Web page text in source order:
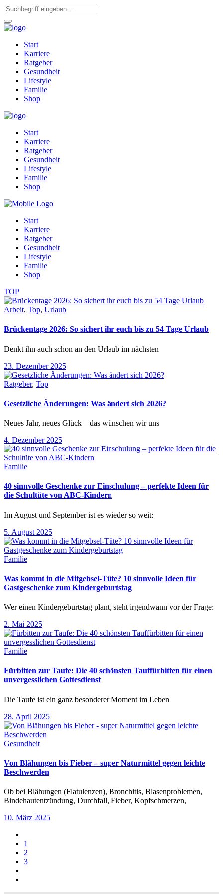
Start
Karriere
Ratgeber
Gesundheit
Lifestyle
Familie
Shop
Start
Karriere
Ratgeber
Gesundheit
Lifestyle
Familie
Shop
Start
Karriere
Ratgeber
Gesundheit
Lifestyle
Familie
Shop
TOP
Arbeit, Top, Urlaub
Brückentage 2026: So sichert ihr euch bis zu 54 Tage Urlaub
Denkt ihn auch schon an den Urlaub im nächsten
23. Dezember 2025
Ratgeber, Top
Gesetzliche Änderungen: Was ändert sich 2026?
Neues Jahr, neues Glück – das wünschen wir uns
4. Dezember 2025
Familie
40 sinnvolle Geschenke zur Einschulung – perfekte Ideen für
die Schultüte von ABC-Kindern
Im August und September ist es wieder so weit:
5. August 2025
Familie
Was kommt in die Mitgebsel-Tüte? 10 sinnvolle Ideen für
Gastgeschenke zum Kindergeburtstag
Wer einen Kindergeburtstag plant, steht irgendwann vor der Frage:
2. Mai 2025
Familie
Fürbitten zur Taufe: Die 40 schönsten Tauffürbitten für einen
unvergesslichen Gottesdienst
Die Taufe ist ein ganz besonderer Moment im Leben
28. April 2025
Gesundheit
Von Blähungen bis Fieber – super Naturmittel gegen leichte
Beschwerden
Ob bei Blähungen (Flatulenzen), Bronchitis, Blasenproblemen,
Bindehautentzündung, Durchfall, Fieber, Kopfschmerzen,
10. März 2025
1
2
3